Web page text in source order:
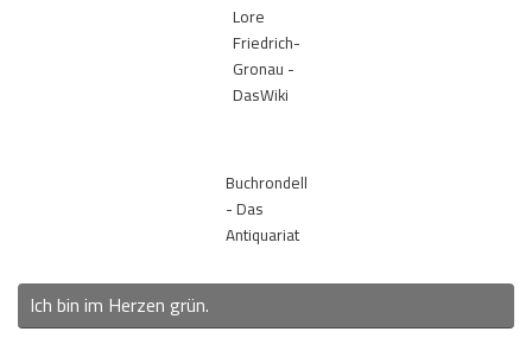
Lore
Friedrich-
Gronau -
DasWiki
Buchrondell
- Das
Antiquariat
Ich bin im Herzen grün.